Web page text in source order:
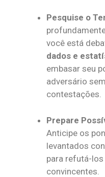
Pesquise o
você está
dados e
embasar seu
adversário
contestações.
Prepare
Anticipe os
levantados
para refutá-
convincentes.